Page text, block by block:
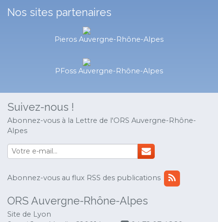
Nos sites partenaires
Pieros Auvergne-Rhône-Alpes
PFoss Auvergne-Rhône-Alpes
Suivez-nous !
Abonnez-vous à la Lettre de l'ORS Auvergne-Rhône-
Alpes
Abonnez-vous au flux RSS des publications
ORS Auvergne-Rhône-Alpes
Site de Lyon